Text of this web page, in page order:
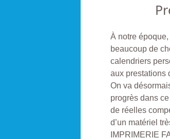
À notre
beaucoup de
calendriers
aux prestations
On va
progrès dans
de réelles
d’un matériel
IMPRIMERIE